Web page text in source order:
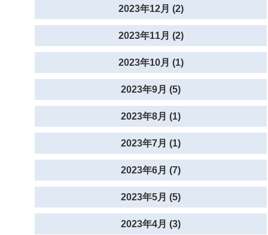
2023年12月 (2)
2023年11月 (2)
2023年10月 (1)
2023年9月 (5)
2023年8月 (1)
2023年7月 (1)
2023年6月 (7)
2023年5月 (5)
2023年4月 (3)